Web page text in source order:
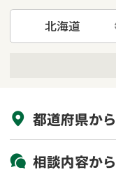
北海道
初回相談無料
都道府県から
北海道・東北
相談内容から